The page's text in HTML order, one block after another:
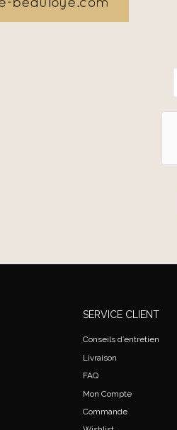
SERVICE CLIENT
Conseils d’entretien
Livraison
FAQ
Mon Compte
Commande